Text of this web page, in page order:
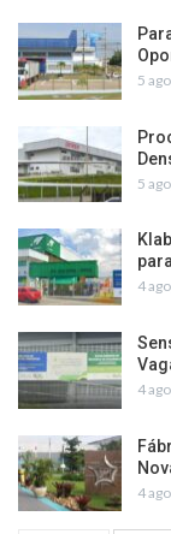
5
5
4
4
4